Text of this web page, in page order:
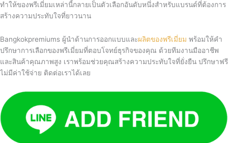
ทำให้ของพรีเมี่ยมเหล่านี้กลายเป็นตัวเลือกอันดับหนึ่งสำหรับแบรนด์ที่ต้องการ
สร้างความประทับใจที่ยาวนาน
Bangkokpremiums ผู้นำด้านการออกแบบและผลิตของพรีเมี่ยม พร้อมให้คำ
ปรึกษาการเลือกของพรีเมี่ยมที่ตอบโจทย์ธุรกิจของคุณ ด้วยทีมงานมืออาชีพ
และสินค้าคุณภาพสูง เราพร้อมช่วยคุณสร้างความประทับใจที่ยั่งยืน ปรึกษาฟรี
ไม่มีค่าใช้จ่าย ติดต่อเราได้เลย